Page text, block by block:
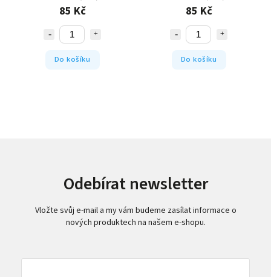
85 Kč
Do košíku
85 Kč
Do košíku
Odebírat newsletter
Vložte svůj e-mail a my vám budeme zasílat informace o
nových produktech na našem e-shopu.